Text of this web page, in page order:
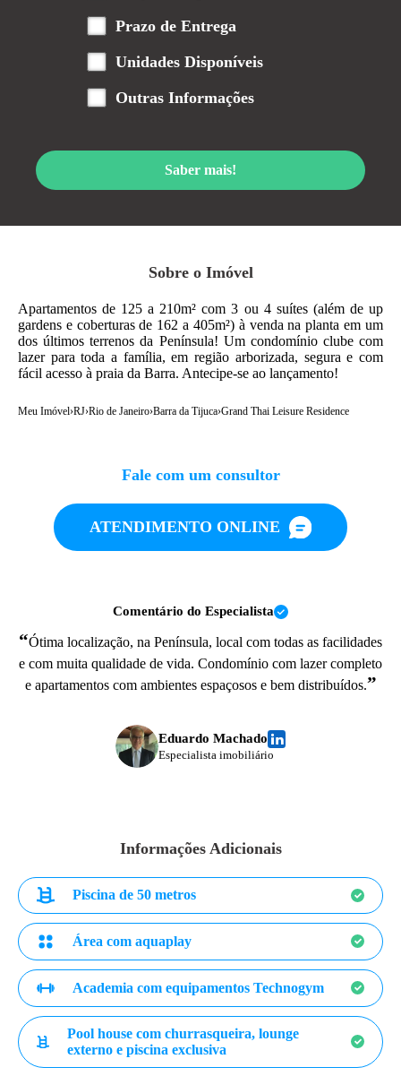
Sobre o Imóvel
Apartamentos de 125 a 210m² com 3 ou 4 suítes (além de up
gardens e coberturas de 162 a 405m²) à venda na planta em um
dos últimos terrenos da Península! Um condomínio clube com
lazer para toda a família, em região arborizada, segura e com
fácil acesso à praia da Barra. Antecipe-se ao lançamento!
Meu Imóvel›RJ›Rio de Janeiro›Barra da Tijuca›Grand Thai Leisure Residence
Prazo de Entrega
Unidades Disponíveis
Outras Informações
Saber mais!
Fale com um consultor
ATENDIMENTO ONLINE
Comentário do Especialista
“Ótima localização, na Península, local com todas as facilidades
e com muita qualidade de vida. Condomínio com lazer completo
e apartamentos com ambientes espaçosos e bem distribuídos.”
Eduardo Machado
Especialista imobiliário
Informações Adicionais
Piscina de 50 metros
Área com aquaplay
Academia com equipamentos Technogym
Pool house com churrasqueira, lounge
externo e piscina exclusiva